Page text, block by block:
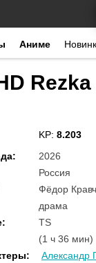
Аниме
Rezka
KP: 8.203
:
2026
Россия
Фёдор
драма
:
TS
(1 ч 36 мин)
:
Александр